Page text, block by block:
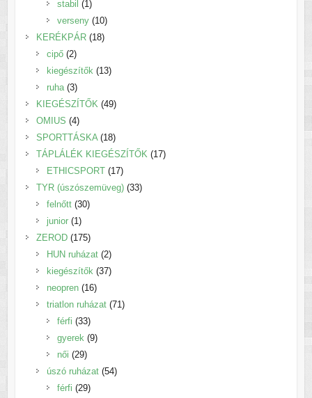
stabil 11
termék
verseny 1010
termék
KERÉKPÁR 1818
cipő 22
termék
kiegészítők 1313
ruha 33
termék
KIEGÉSZÍTŐK 4949
OMIUS 44
termék
SPORTTÁSKA 1818
termék
TÁPLÁLÉK KIEGÉSZÍTŐK 1717
ETHICSPORT 1717
termék
TYR (úszószemüveg) 3333
felnőtt 3030
junior 11
termék
ZEROD 175175
termék
HUN ruházat 22
termék
kiegészítők 3737
neopren 1616
termék
triatlon ruházat 7171
férfi 3333
termék
gyerek 99
női 2929
termék
úszó ruházat 5454
férfi 2929